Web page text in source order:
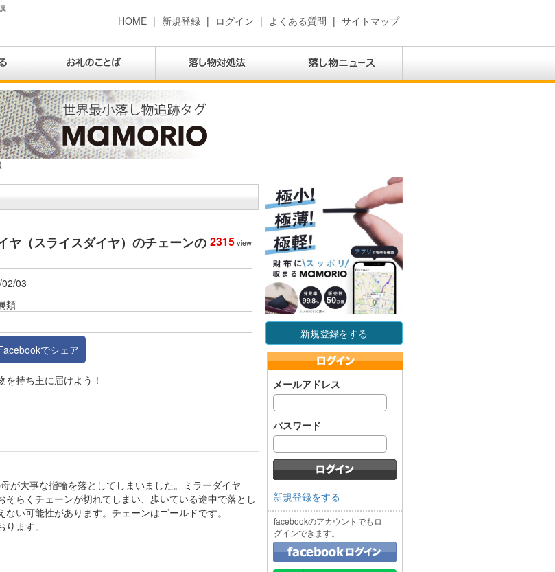
HOME | 新規登録 | ログイン | よくある質問 | サイトマップ
新規登録をする
メールアドレス
パスワード
新規登録をする
facebookのアカウントでもロ
グインできます。
2315view
ヤ（スライスダイヤ）のチェーンの
03
類
でシェア
を持ち主に届けよう！
が大事な指輪を落としてしまいました。ミラーダイヤ
そらくチェーンが切れてしまい、歩いている途中で落とし
い可能性があります。チェーンはゴールドです。
ます。